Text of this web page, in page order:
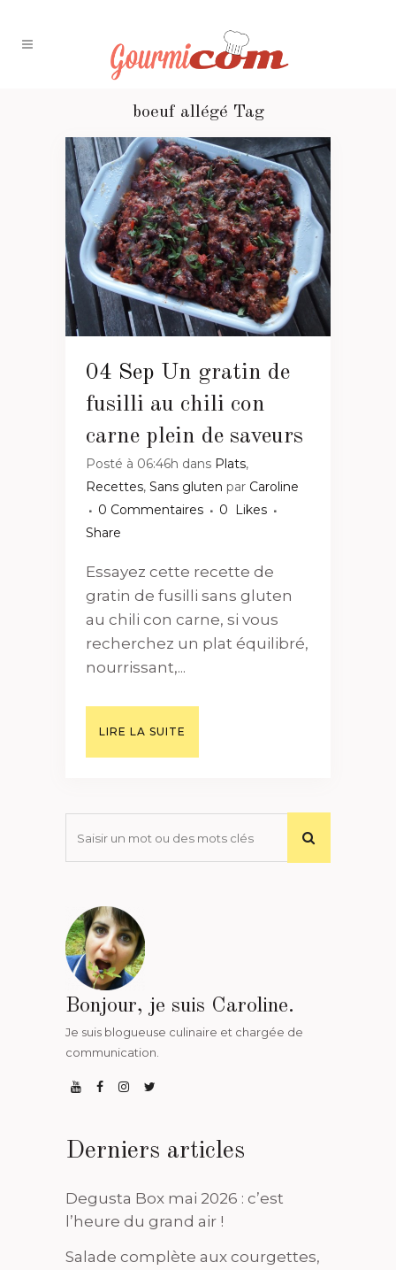
boeuf allégé Tag
04 Sep Un gratin de
fusilli au chili con
carne plein de saveurs
Posté à 06:46h dans Plats,
Recettes, Sans gluten par Caroline
0 Commentaires
0
Likes
Share
Essayez cette recette de
gratin de fusilli sans gluten
au chili con carne, si vous
recherchez un plat équilibré,
nourrissant,...
LIRE LA SUITE
Bonjour, je suis Caroline.
Je suis blogueuse culinaire et chargée de
communication.
Derniers articles
Degusta Box mai 2026 : c’est
l’heure du grand air !
Salade complète aux courgettes,